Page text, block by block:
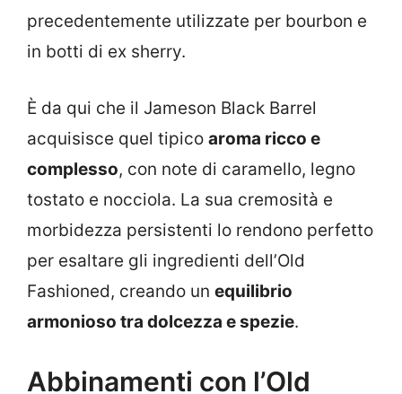
precedentemente utilizzate per bourbon e
in botti di ex sherry.
È da qui che il Jameson Black Barrel
acquisisce quel tipico aroma ricco e
complesso, con note di caramello, legno
tostato e nocciola. La sua cremosità e
morbidezza persistenti lo rendono perfetto
per esaltare gli ingredienti dell’Old
Fashioned, creando un equilibrio
armonioso tra dolcezza e spezie.
Abbinamenti con l’Old